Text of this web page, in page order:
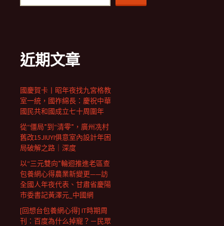
近期文章
國慶賀卡丨昭年夜找九宮格教
室一統，國祚綿長：慶祝中華
國民共和國成立七十周圍年
從“僵局”到“清零”，廣州冼村
舊改15JIUYI俱意室內設計年困
局破解之路｜深度
以“三元雙向”輪迴推進老區查
包養網心得農業新變更——訪
全國人年夜代表、甘肅省慶陽
市委書記黃澤元_中國網
[回想台包養網心得] IT時期周
刊：百度為什么掉寵？－民眾